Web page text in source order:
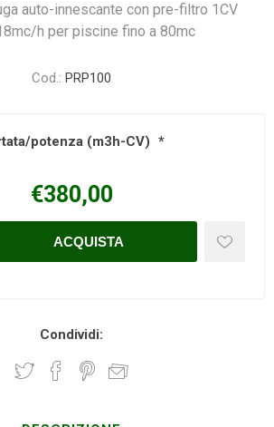
auto-innescante con pre-filtro 1CV
h per piscine fino a 80mc
Cod.: PRP100
potenza (m3h-CV) *
€380,00
Condividi: